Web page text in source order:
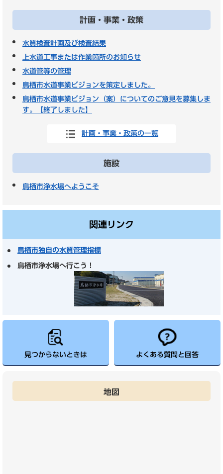
計画・事業・政策
水質検査計画及び検査結果
上水道工事または作業箇所のお知らせ
水道管等の管理
鳥栖市水道事業ビジョンを策定しました。
鳥栖市水道事業ビジョン（案）についてのご意見を募集しま
す。【終了しました】
計画・事業・政策の一覧
施設
鳥栖市浄水場へようこそ
関連リンク
鳥栖市独自の水質管理指標
鳥栖市浄水場へ行こう！
見つからないときは よくある質問と回答
地図